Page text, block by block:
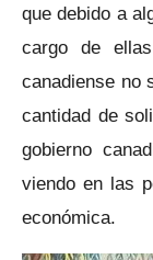
que debido a
cargo de
canadiense no
cantidad de
gobierno
viendo en las
económica.